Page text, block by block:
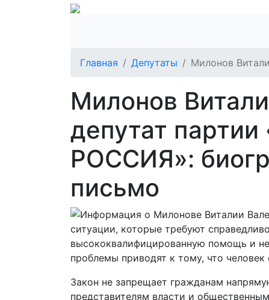
Главная Депутаты Милонов
Милонов
депутат
РОССИЯ»:
письмо
ситуации, которые требуют
высококвалифицированную помощь и
проблемы приводят к тому, что
Закон не запрещает гражданам
представителям власти и